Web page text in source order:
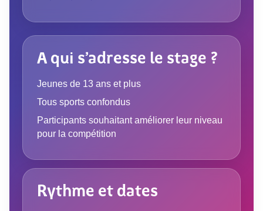
A qui s’adresse le stage ?
Jeunes de 13 ans et plus
Tous sports confondus
Participants souhaitant améliorer leur niveau
pour la compétition
Rythme et dates